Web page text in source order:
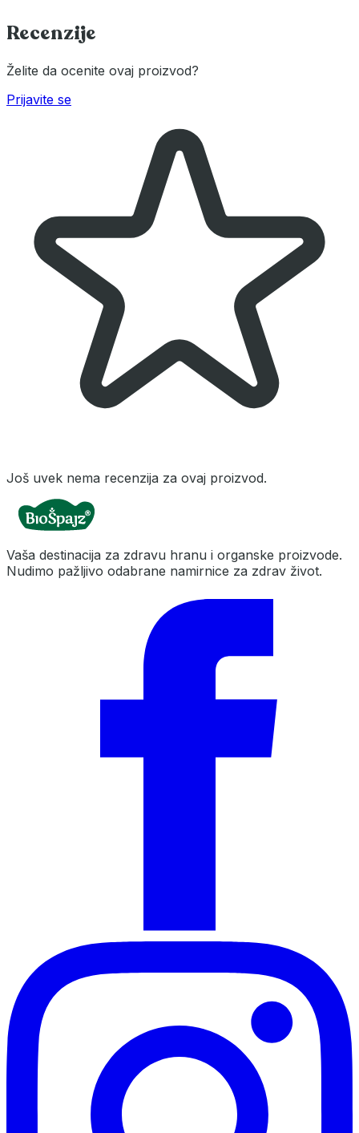
Recenzije
Želite da ocenite ovaj proizvod?
Prijavite se
Još uvek nema recenzija za ovaj proizvod.
Vaša destinacija za zdravu hranu i organske proizvode.
Nudimo pažljivo odabrane namirnice za zdrav život.